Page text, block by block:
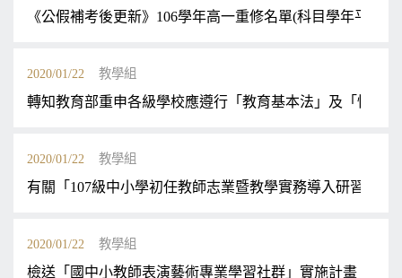
《公假補考後更新》106學年高一重修名單(科目學年平均不
2020/01/22 教學組
轉知教育部重申各級學校應遵行「教育基本法」及「性別
2020/01/22 教學組
有關「107級中小學初任教師志業暨教學實務導入研習」，
2020/01/22 教學組
檢送「國中小教師表演藝術專業學習社群」實施計畫，請